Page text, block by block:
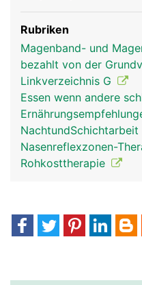
Rubriken
Magenband- und
bezahlt von der
Linkverzeichnis G
Essen wenn andere
NachtundSchichtarbeit
Nasenreflexzonen-
Rohkosttherapie